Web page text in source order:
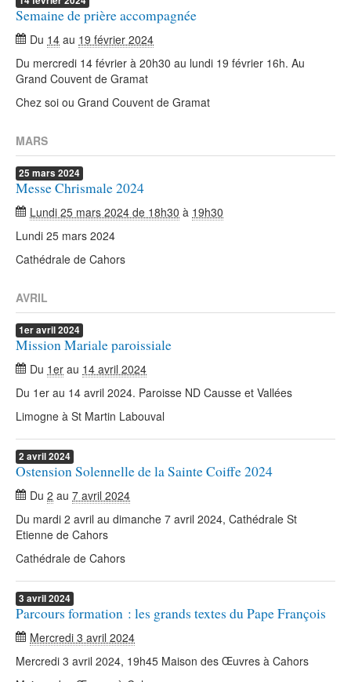
Semaine de prière accompagnée
Du 14 au 19 février 2024
Du mercredi 14 février à 20h30 au lundi 19 février 16h. Au
Grand Couvent de Gramat
Chez soi ou Grand Couvent de Gramat
MARS
25 mars 2024
Messe Chrismale 2024
Lundi 25 mars 2024 de 18h30 à 19h30
Lundi 25 mars 2024
Cathédrale de Cahors
AVRIL
1eravril2024
Mission Mariale paroissiale
Du 1er au 14 avril 2024
Du 1er au 14 avril 2024. Paroisse ND Causse et Vallées
Limogne à St Martin Labouval
2 avril2024
Ostension Solennelle de la Sainte Coiffe 2024
Du 2 au 7 avril 2024
Du mardi 2 avril au dimanche 7 avril 2024, Cathédrale St
Etienne de Cahors
Cathédrale de Cahors
3 avril2024
Parcours formation : les grands textes du Pape François
Mercredi 3 avril 2024
Mercredi 3 avril 2024, 19h45 Maison des Œuvres à Cahors